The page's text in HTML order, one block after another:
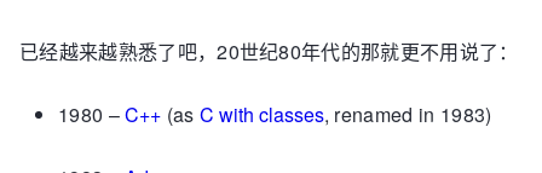
已经越来越熟悉了吧，20世纪80年代的那就更不用说了：
1980 –C++ (as C with classes, renamed in 1983)